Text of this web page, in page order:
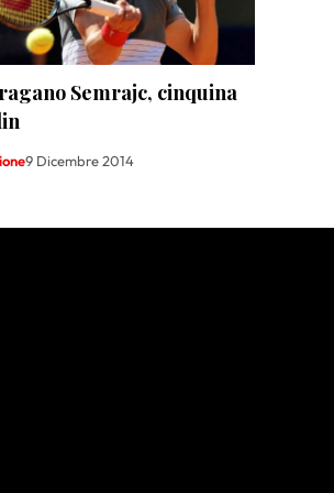
Semrajc, cinquina
9 Dicembre 2014